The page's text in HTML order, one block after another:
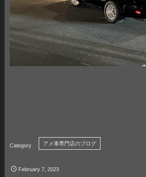
アメ車専門店のブログ
February 7 ,2023